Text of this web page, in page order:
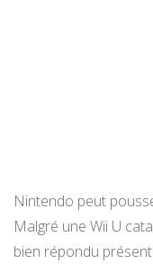
Nintendo peut
Malgré une Wii U
bien répondu